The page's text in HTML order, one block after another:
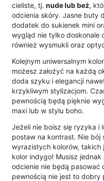
cieliste, tj. nude lub beż,
odcienia skóry. Jasne buty
dodatek do sukienek mini
wygląd nie tylko doskonale
również wysmukli oraz
Kolejnym uniwersalnym
możesz założyć na każdą
doda szyku i elegancji
krzykliwym stylizacjom.
pewnością będą pięknie
maxi lub w stylu boho.
Jeżeli nie boisz się ryzyka i
postaw na kontrast. Nie bój
wyrazistych kolorów, takich
kolor indygo! Musisz
odcienie nie będą pasować
pewnością nie jest to dobry